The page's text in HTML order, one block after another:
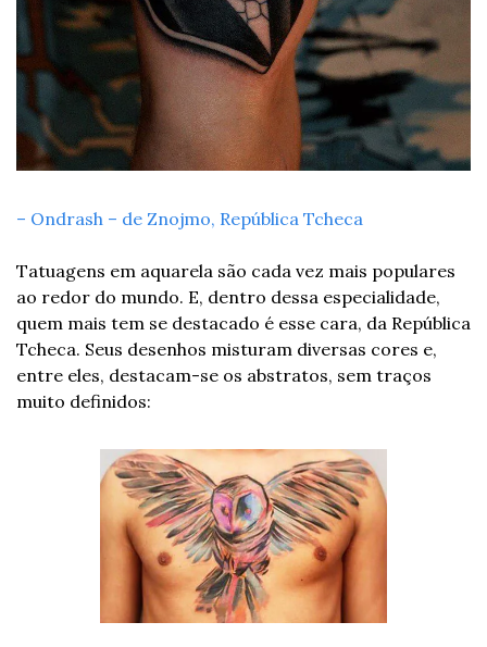
– Ondrash – de Znojmo, República Tcheca
Tatuagens em aquarela são cada vez mais populares
ao redor do mundo. E, dentro dessa especialidade,
quem mais tem se destacado é esse cara, da República
Tcheca. Seus desenhos misturam diversas cores e,
entre eles, destacam-se os abstratos, sem traços
muito definidos: